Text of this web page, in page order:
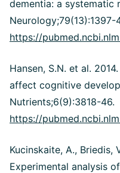
dementia: a systematic
Neurology;79(13):1397-
https://
Hansen, S.N. et al.
affect cognitive
Nutrients;6(9):3818-46.
https://
Kucinskaite, A., Briedis,
Experimental analysis